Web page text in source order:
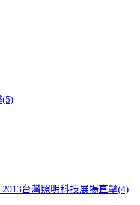
台灣照明科技展場直擊(4)